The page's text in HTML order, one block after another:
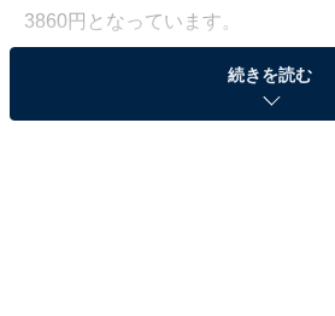
3860円となっています。
そのほかにも注目の商品がライン
あわせて紹介していきましょう。
続きを読む